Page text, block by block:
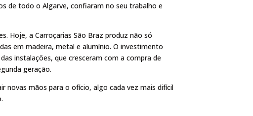
de todo o Algarve, confiaram no seu trabalho e
Hoje, a Carroçarias São Braz produz não só
em madeira, metal e alumínio. O investimento
instalações, que cresceram com a compra de
geração.
novas mãos para o ofício, algo cada vez mais difícil